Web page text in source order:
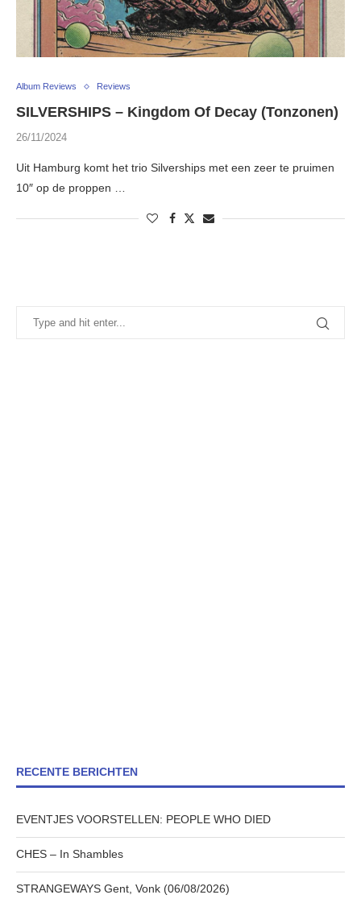
Album Reviews Reviews
SILVERSHIPS – Kingdom Of Decay (Tonzonen)
26/11/2024
Uit Hamburg komt het trio Silverships met een zeer te pruimen
10″ op de proppen …
RECENTE BERICHTEN
EVENTJES VOORSTELLEN: PEOPLE WHO DIED
CHES – In Shambles
STRANGEWAYS Gent, Vonk (06/08/2026)